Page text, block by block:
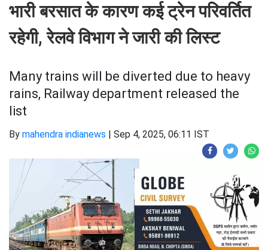
भारी बरसात के कारण कई ट्रेन परिवर्तित
रहेगी, रेलवे विभाग ने जारी की लिस्ट
Many trains will be diverted due to heavy
rains, Railway department released the
list
By mahendra indianews | Sep 4, 2025, 06:11 IST